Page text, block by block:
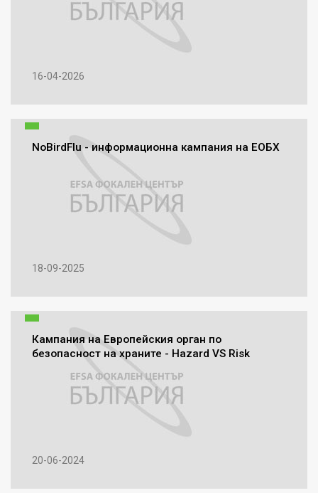
16-04-2026
NoBirdFlu - информационна кампания на ЕОБХ
18-09-2025
Кампания на Европейския орган по
безопасност на храните - Hazard VS Risk
20-06-2024